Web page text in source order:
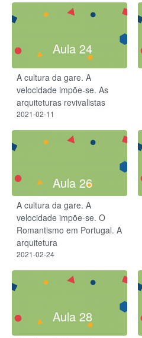
Aula 24
A cultura da gare. A
velocidade impõe-se​. As
arquiteturas revivalistas
2021-02-11
Aula 26
A cultura da gare. A
velocidade impõe-se. O
Romantismo em Portugal. A
arquitetura
2021-02-24
Aula 28